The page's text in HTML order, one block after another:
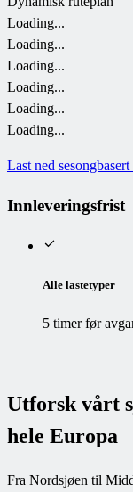
Loading...
Loading...
Loading...
Loading...
Loading...
Loading...
Last ned
Innleveringsfrist
Alle lastetyper
5 timer før
Utforsk vårt
hele Europa
Fra Nordsjøen til